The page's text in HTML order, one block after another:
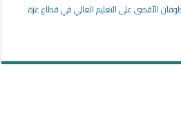
الأقصى على التعليم العالي في قطاع غزة